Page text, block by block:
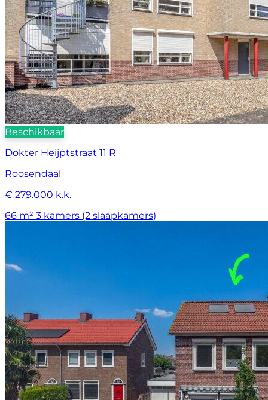
Beschikbaar
Dokter Heijptstraat 11 R
Roosendaal
€ 279.000 k.k.
66 m² 3 kamers (2 slaapkamers)